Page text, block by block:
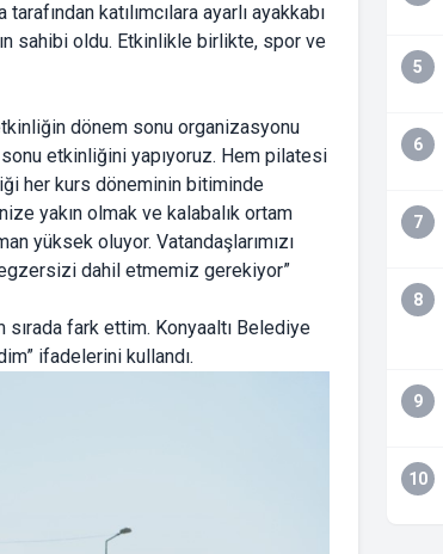
katılımcılara ayarlı ayakkabı
sahibi oldu. Etkinlikle birlikte, spor ve
dönem sonu organizasyonu
etkinliğini yapıyoruz. Hem pilatesi
her kurs döneminin bitiminde
yakın olmak ve kalabalık ortam
yüksek oluyor. Vatandaşlarımızı
dahil etmemiz gerekiyor”
sırada fark ettim. Konyaaltı Belediye
ifadelerini kullandı.
5
6
7
8
9
10